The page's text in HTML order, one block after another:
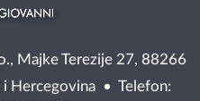
Majke Terezije 27, 88266
Hercegovina • Telefon: